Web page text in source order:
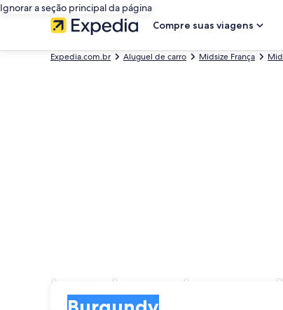
Ignorar a seção principal da página
Compre suas viagens
Expedia.com.br Aluguel de carro Midsize França
Locadoras de
Burgundy